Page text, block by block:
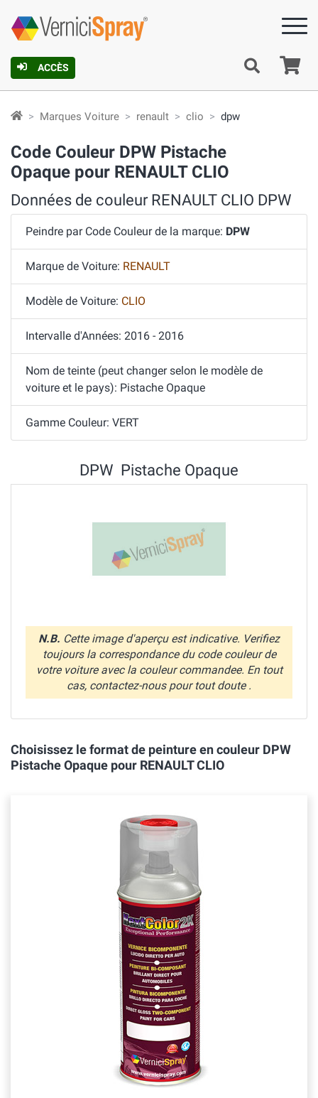
ACCÈS
Marques Voiture renault clio dpw
Code Couleur DPW Pistache
Opaque pour RENAULT CLIO
Données de couleur RENAULT CLIO DPW
Peindre par Code Couleur de la marque: DPW
Marque de Voiture: RENAULT
Modèle de Voiture: CLIO
Intervalle d'Années: 2016 - 2016
Nom de teinte (peut changer selon le modèle de
voiture et le pays): Pistache Opaque
Gamme Couleur: VERT
DPW Pistache Opaque
N.B. Cette image d'aperçu est indicative. Verifiez
toujours la correspondance du code couleur de
votre voiture avec la couleur commandee. En tout
cas, contactez-nous pour tout doute .
Choisissez le format de peinture en couleur DPW
Pistache Opaque pour RENAULT CLIO